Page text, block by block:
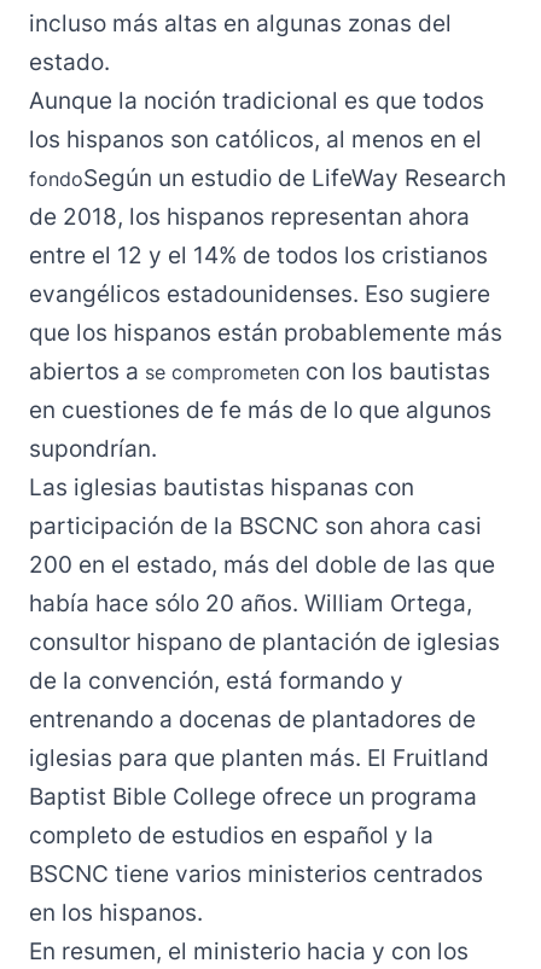
incluso más altas en algunas zonas del
estado.
Aunque la noción tradicional es que todos
los hispanos son católicos, al menos en el
fondoSegún un estudio de LifeWay Research
de 2018, los hispanos representan ahora
entre el 12 y el 14% de todos los cristianos
evangélicos estadounidenses. Eso sugiere
que los hispanos están probablemente más
abiertos a se comprometen con los bautistas
en cuestiones de fe más de lo que algunos
supondrían.
Las iglesias bautistas hispanas con
participación de la BSCNC son ahora casi
200 en el estado, más del doble de las que
había hace sólo 20 años. William Ortega,
consultor hispano de plantación de iglesias
de la convención, está formando y
entrenando a docenas de plantadores de
iglesias para que planten más. El Fruitland
Baptist Bible College ofrece un programa
completo de estudios en español y la
BSCNC tiene varios ministerios centrados
en los hispanos.
En resumen, el ministerio hacia y con los